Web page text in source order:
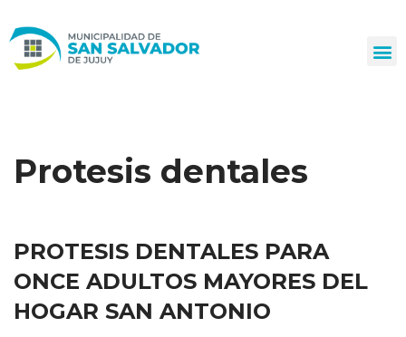
al
Protesis dentales
PROTESIS DENTALES PARA
ONCE ADULTOS MAYORES DEL
HOGAR SAN ANTONIO